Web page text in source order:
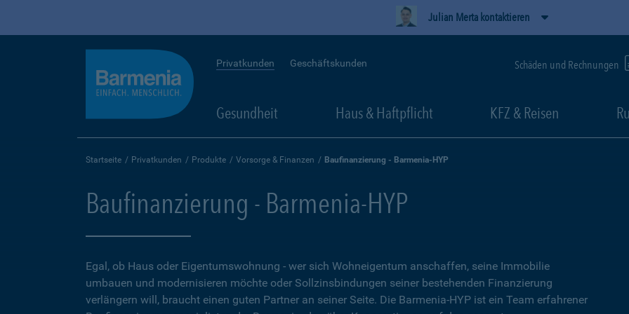
Julian Merta kontaktieren
Privatkunden Geschäftskunden Schäden und Rechnungen
Gesundheit Haus & Haftpflicht KFZ & Reisen
Startseite Privatkunden Produkte Vorsorge & Finanzen Baufinanzierung - Barmenia-HYP
Baufinanzierung - Barmenia-HYP
Egal, ob Haus oder Eigentumswohnung - wer sich Wohneigentum anschaffen, seine Immobilie
umbauen und modernisieren möchte oder Sollzinsbindungen seiner bestehenden Finanzierung
verlängern will, braucht einen guten Partner an seiner Seite. Die Barmenia-HYP ist ein Team erfahrener